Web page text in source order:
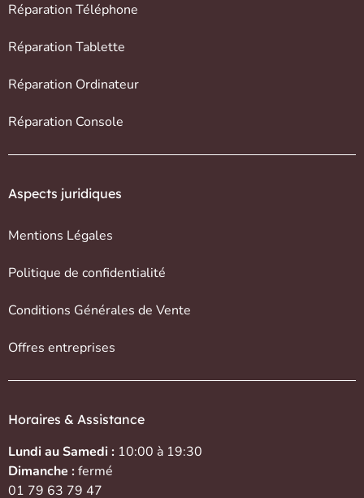
Réparation Téléphone
Réparation Tablette
Réparation Ordinateur
Réparation Console
Aspects juridiques
Mentions Légales
Politique de confidentialité
Conditions Générales de Vente
Offres entreprises
Horaires & Assistance
Lundi au Samedi : 10:00 à 19:30
Dimanche :fermé
01 79 63 79 47